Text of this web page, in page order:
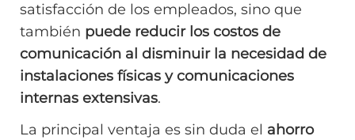
satisfacción de los empleados, sino que
también puede reducir los costos de
comunicación al disminuir la necesidad de
instalaciones físicas y comunicaciones
internas extensivas.
La principal ventaja es sin duda el ahorro